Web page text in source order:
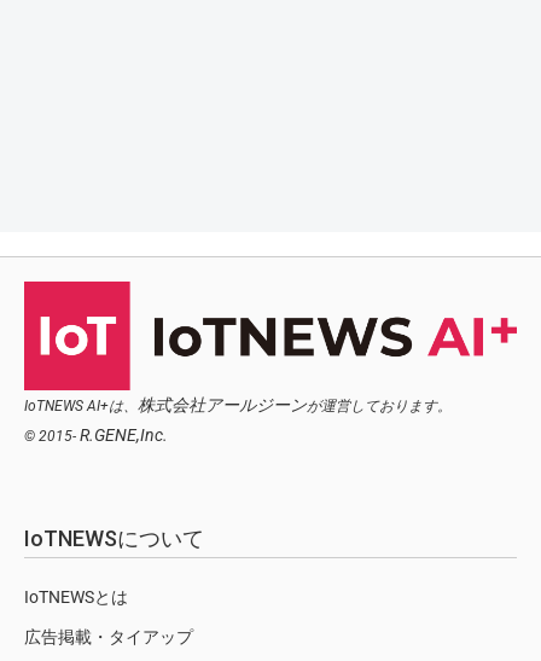
IoTNEWS AI+は、 株式会社アールジーンが運営しております。
© 2015- R.GENE,Inc.
IoTNEWSについて
IoTNEWSとは
広告掲載・タイアップ